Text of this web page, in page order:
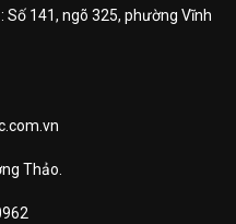
Số 141, ngõ 325, phường Vĩnh
Thảo.